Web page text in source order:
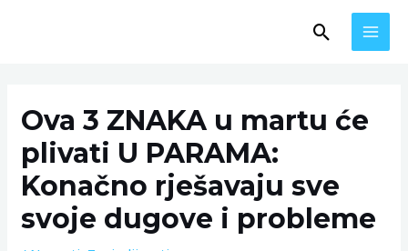
Search
Ova 3 ZNAKA u martu će
plivati U PARAMA:
Konačno rješavaju sve
svoje dugove i probleme